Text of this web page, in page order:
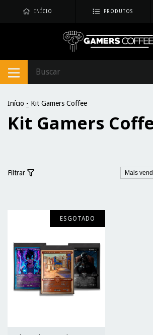
INÍCIO PRODUTOS
Início - Kit Gamers Coffee
Kit Gamers
Filtrar
ESGOTADO